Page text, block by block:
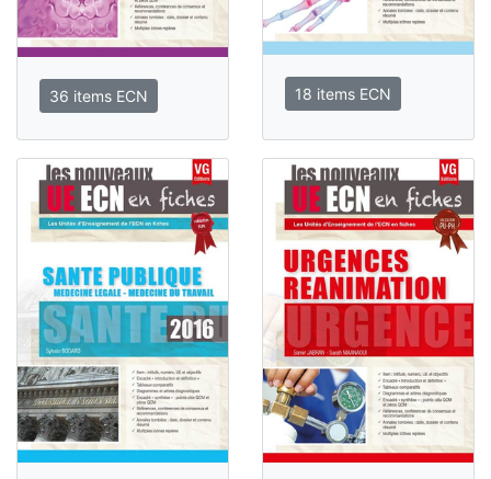
36 items ECN 18 items ECN